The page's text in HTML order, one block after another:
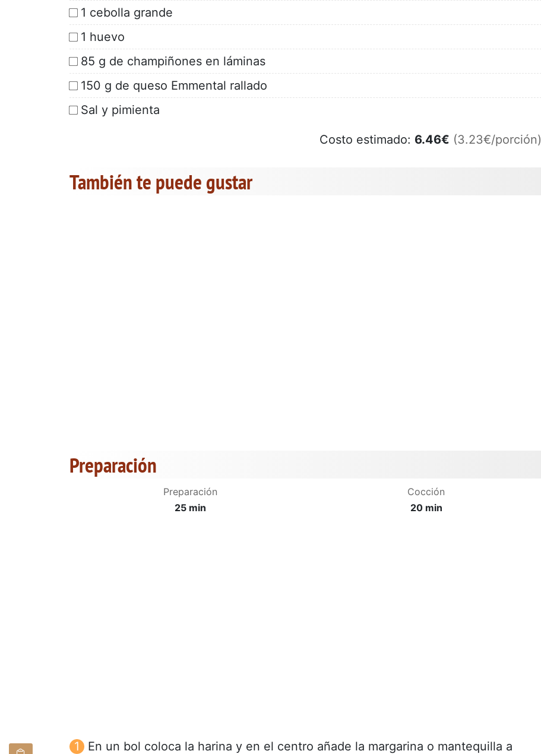
1 cebolla grande
1 huevo
85 g de champiñones en láminas
150 g de queso Emmental rallado
Sal y pimienta
Costo estimado: 6.46€ (3.23€/porción)
También te puede gustar
Preparación
Preparación
25 min
Cocción
20 min
En un bol coloca la harina y en el centro añade la margarina o mantequilla a